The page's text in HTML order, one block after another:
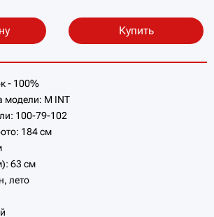
Купить
- 100%
модели: M INT
100-79-102
184 см
63 см
лето